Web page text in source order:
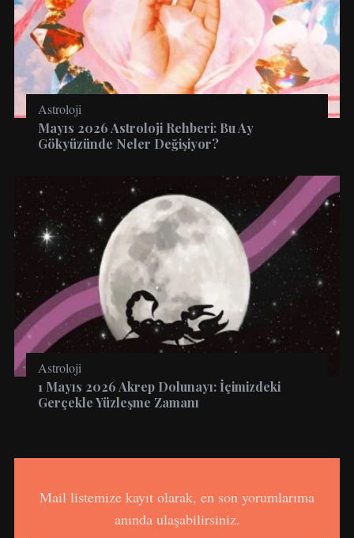
Astroloji
Mayıs 2026 Astroloji Rehberi: Bu Ay
Gökyüzünde Neler Değişiyor?
Astroloji
1 Mayıs 2026 Akrep Dolunayı: İçimizdeki
Gerçekle Yüzleşme Zamanı
Mail listemize kayıt olarak, en son yorumlarıma
anında ulaşabilirsiniz.